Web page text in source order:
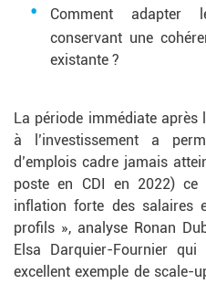
Comment adapter
conservant une
existante ?
La période immédiate après
à l’investissement a
d’emplois cadre jamais
poste en CDI en 2022)
inflation forte des salaires
profils », analyse Ronan
Elsa Darquier-Fournier
excellent exemple de scale-